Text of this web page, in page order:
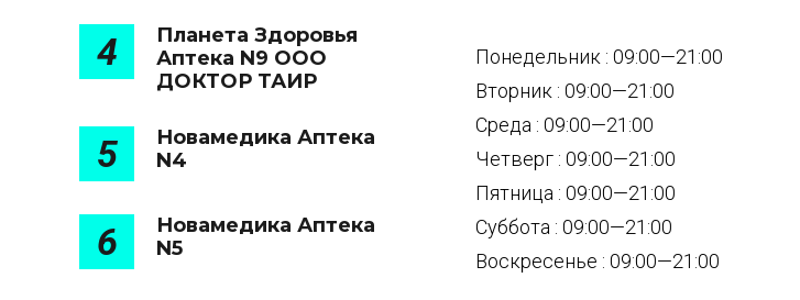
Понедельник : 09:00—21:00
Вторник : 09:00—21:00
Среда : 09:00—21:00
Четверг : 09:00—21:00
Пятница : 09:00—21:00
Суббота : 09:00—21:00
Воскресенье : 09:00—21:00
4
Планета Здоровья
Аптека N9 ООО
ДОКТОР ТАИР
5
Новамедика Аптека
N4
6
Новамедика Аптека
N5